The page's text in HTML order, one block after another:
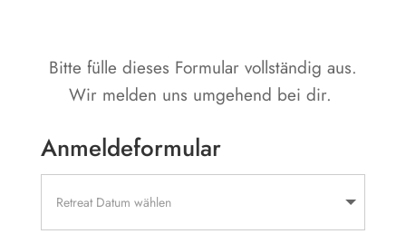
Bitte fülle dieses Formular vollständig aus.
Wir melden uns umgehend bei dir.
Anmeldeformular